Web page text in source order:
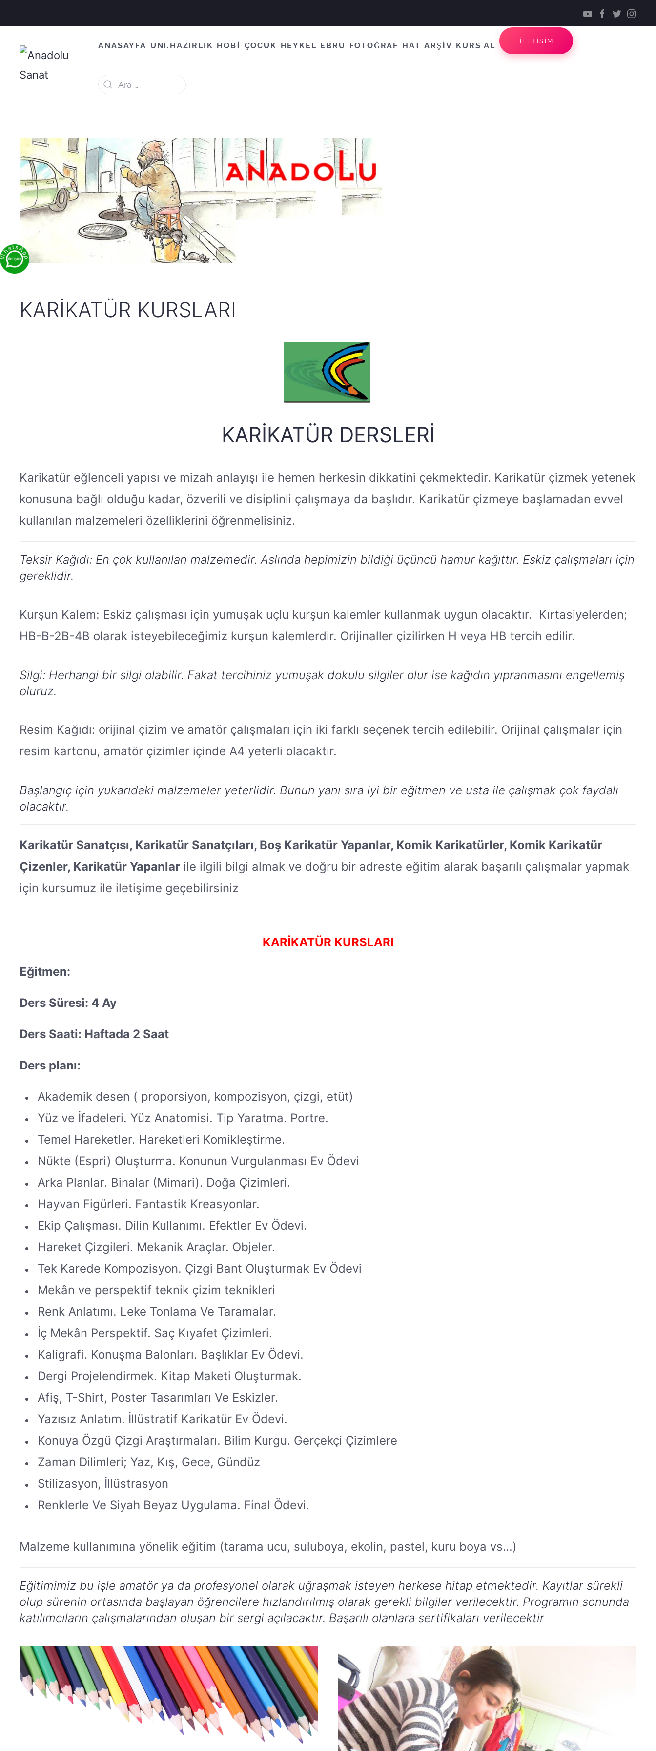
ANASAYFA UNI.HAZIRLIK HOBİ ÇOCUK HEYKEL EBRU FOTOĞRAF HAT ARŞİV KURS AL
İLETİSİM
KARIKATÜR KURSLARI
KARIKATÜR DERSLERI
Karikatür eğlenceli yapısı ve mizah anlayışı ile hemen herkesin dikkatini çekmektedir. Karikatür çizmek yetenek
konusuna bağlı olduğu kadar, özverili ve disiplinli çalışmaya da başlıdır. Karikatür çizmeye başlamadan evvel
kullanılan malzemeleri özelliklerini öğrenmelisiniz.
Teksir Kağıdı: En çok kullanılan malzemedir. Aslında hepimizin bildiği üçüncü hamur kağıttır. Eskiz çalışmaları için
gereklidir.
Kurşun Kalem: Eskiz çalışması için yumuşak uçlu kurşun kalemler kullanmak uygun olacaktır. Kırtasiyelerden;
HB-B-2B-4B olarak isteyebileceğimiz kurşun kalemlerdir. Orijinaller çizilirken H veya HB tercih edilir.
Silgi: Herhangi bir silgi olabilir. Fakat tercihiniz yumuşak dokulu silgiler olur ise kağıdın yıpranmasını engellemiş
oluruz.
Resim Kağıdı: orijinal çizim ve amatör çalışmaları için iki farklı seçenek tercih edilebilir. Orijinal çalışmalar için
resim kartonu, amatör çizimler içinde A4 yeterli olacaktır.
Başlangıç için yukarıdaki malzemeler yeterlidir. Bunun yanı sıra iyi bir eğitmen ve usta ile çalışmak çok faydalı
olacaktır.
Karikatür Sanatçısı, Karikatür Sanatçıları, Boş Karikatür Yapanlar, Komik Karikatürler, Komik Karikatür
Çizenler, Karikatür Yapanlar ile ilgili bilgi almak ve doğru bir adreste eğitim alarak başarılı çalışmalar yapmak
için kursumuz ile iletişime geçebilirsiniz
KARIKATÜR KURSLARI
Eğitmen:
Ders Süresi: 4 Ay
Ders Saati: Haftada 2 Saat
Ders planı:
Akademik desen ( proporsiyon, kompozisyon, çizgi, etüt)
Yüz ve İfadeleri. Yüz Anatomisi. Tip Yaratma. Portre.
Temel Hareketler. Hareketleri Komikleştirme.
Nükte (Espri) Oluşturma. Konunun Vurgulanması Ev Ödevi
Arka Planlar. Binalar (Mimari). Doğa Çizimleri.
Hayvan Figürleri. Fantastik Kreasyonlar.
Ekip Çalışması. Dilin Kullanımı. Efektler Ev Ödevi.
Hareket Çizgileri. Mekanik Araçlar. Objeler.
Tek Karede Kompozisyon. Çizgi Bant Oluşturmak Ev Ödevi
Mekân ve perspektif teknik çizim teknikleri
Renk Anlatımı. Leke Tonlama Ve Taramalar.
İç Mekân Perspektif. Saç Kıyafet Çizimleri.
Kaligrafi. Konuşma Balonları. Başlıklar Ev Ödevi.
Dergi Projelendirmek. Kitap Maketi Oluşturmak.
Afiş, T-Shirt, Poster Tasarımları Ve Eskizler.
Yazısız Anlatım. İllüstratif Karikatür Ev Ödevi.
Konuya Özgü Çizgi Araştırmaları. Bilim Kurgu. Gerçekçi Çizimlere
Zaman Dilimleri; Yaz, Kış, Gece, Gündüz
Stilizasyon, İllüstrasyon
Renklerle Ve Siyah Beyaz Uygulama. Final Ödevi.
Malzeme kullanımına yönelik eğitim (tarama ucu, suluboya, ekolin, pastel, kuru boya vs…)
Eğitimimiz bu işle amatör ya da profesyonel olarak uğraşmak isteyen herkese hitap etmektedir. Kayıtlar sürekli
olup sürenin ortasında başlayan öğrencilere hızlandırılmış olarak gerekli bilgiler verilecektir. Programın sonunda
katılımcıların çalışmalarından oluşan bir sergi açılacaktır. Başarılı olanlara sertifikaları verilecektir